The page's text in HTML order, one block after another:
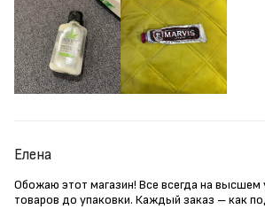
Елена
Обожаю этот магазин! Все всегда на высшем
товаров до упаковки. Каждый заказ – как